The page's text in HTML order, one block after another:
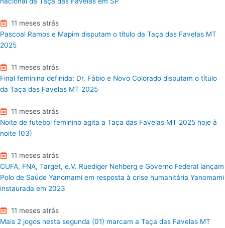
11 meses atrás
Pascoal Ramos e Mapim disputam o título da Taça das Favelas MT
2025
11 meses atrás
Final feminina definida: Dr. Fábio e Novo Colorado disputam o título
da Taça das Favelas MT 2025
11 meses atrás
Noite de futebol feminino agita a Taça das Favelas MT 2025 hoje à
noite (03)
11 meses atrás
CUFA, FNA, Target, e.V. Ruediger Nehberg e Governo Federal lançam
Polo de Saúde Yanomami em resposta à crise humanitária Yanomami
instaurada em 2023
11 meses atrás
Mais 2 jogos nesta segunda (01) marcam a Taça das Favelas MT